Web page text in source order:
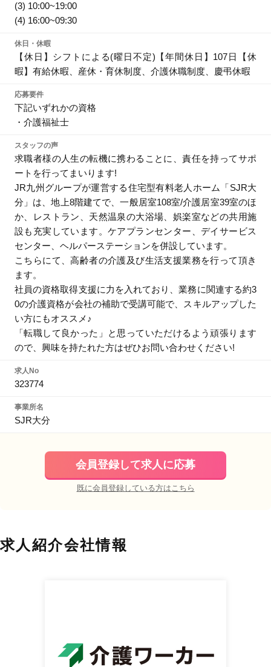
(3) 10:00~19:00
(4) 16:00~09:30
休日・休暇
【休日】シフトによる(曜日不定)【年間休日】107日【休
暇】有給休暇、産休・育休制度、介護休職制度、慶弔休暇
応募要件
下記いずれかの資格
・介護福祉士
スタッフの声
求職者様の人生の転機に携わることに、責任を持ってサポ
ートを行ってまいります!
JR九州グループが運営する住宅型有料老人ホーム「SJR大
分」は、地上8階建てで、一般居室108室/介護居室39室のほ
か、レストラン、天然温泉の大浴場、娯楽室などの共用施
設も充実しています。ケアプランセンター、デイサービス
センター、ヘルパーステーションを併設しています。
こちらにて、高齢者の介護及び生活支援業務を行って頂き
ます。
社員の資格取得支援に力を入れており、業務に関連する約3
0の介護資格が会社の補助で受講可能で、スキルアップした
い方にもオススメ♪
「転職して良かった」と思っていただけるよう頑張ります
ので、興味を持たれた方はぜひお問い合わせください!
求人No
323774
事業所名
SJR大分
会員登録して求人に応募
既に会員登録している方はこちら
求人紹介会社情報